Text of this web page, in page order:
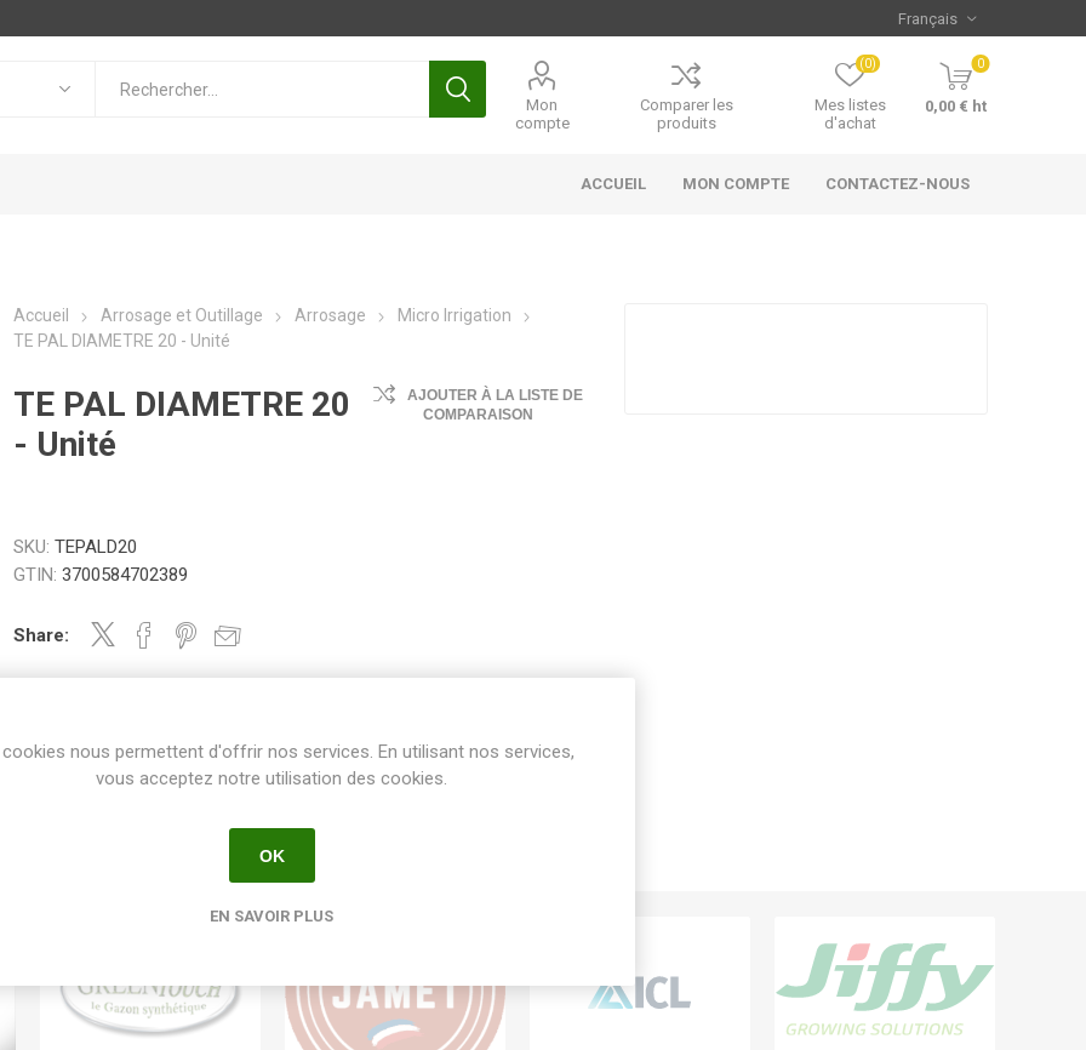
Mon
compte
Comparer les
produits
Mes listes
d'achat
(0) 0
0,00 € ht
ACCUEIL MON COMPTE CONTACTEZ-NOUS
Accueil Arrosage et Outillage Arrosage
Micro Irrigation
TE PAL DIAMETRE 20 - Unité
TE PAL DIAMETRE 20
- Unité
AJOUTER À LA LISTE DE
COMPARAISON
SKU: TEPALD20
GTIN: 3700584702389
Share:
nous permettent d'offrir nos services. En utilisant nos services,
vous acceptez notre utilisation des cookies.
OK
EN SAVOIR PLUS